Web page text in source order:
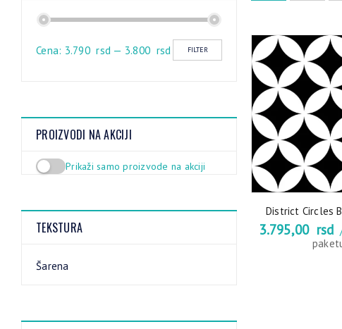
FILTER
Cena: 3.790 rsd — 3.800 rsd
PROIZVODI NA AKCIJI
Prikaži samo proizvode na akciji
TEKSTURA
Šarena
District Circles
3.795,00 rsd